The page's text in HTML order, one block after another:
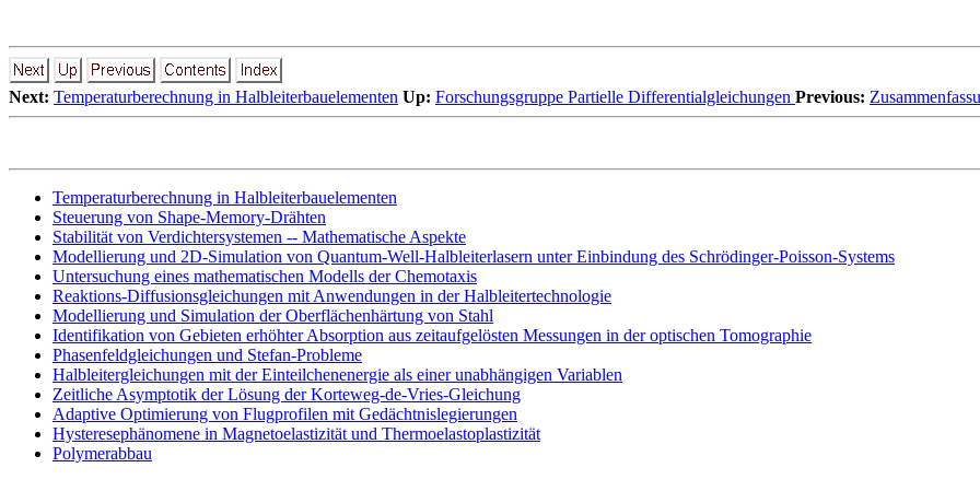
Next: Temperaturberechnung in Halbleiterbauelementen Up: Forschungsgruppe Partielle Differentialgleichungen Previous:
Temperaturberechnung in Halbleiterbauelementen
Steuerung von Shape-Memory-Drähten
Stabilität von Verdichtersystemen -- Mathematische Aspekte
Modellierung und 2D-Simulation von Quantum-Well-Halbleiterlasern unter Einbindung des Schrödinger-Poisson-Systems
Untersuchung eines mathematischen Modells der Chemotaxis
Reaktions-Diffusionsgleichungen mit Anwendungen in der Halbleitertechnologie
Modellierung und Simulation der Oberflächenhärtung von Stahl
Identifikation von Gebieten erhöhter Absorption aus zeitaufgelösten Messungen in der optischen Tomographie
Phasenfeldgleichungen und Stefan-Probleme
Halbleitergleichungen mit der Einteilchenenergie als einer unabhängigen Variablen
Zeitliche Asymptotik der Lösung der Korteweg-de-Vries-Gleichung
Adaptive Optimierung von Flugprofilen mit Gedächtnislegierungen
Hysteresephänomene in Magnetoelastizität und Thermoelastoplastizität
Polymerabbau